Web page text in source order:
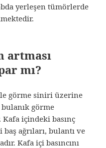
yerleşen tümörlerde
artması
mı?
ile görme siniri üzerine
görme
Kafa içindeki basınç
ağrıları, bulantı ve
Kafa içi basıncını